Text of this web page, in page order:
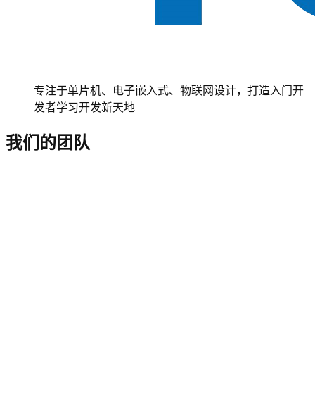
专注于单片机、电子嵌入式、物联网设计，打造入门开
发者学习开发新天地
我们的团队